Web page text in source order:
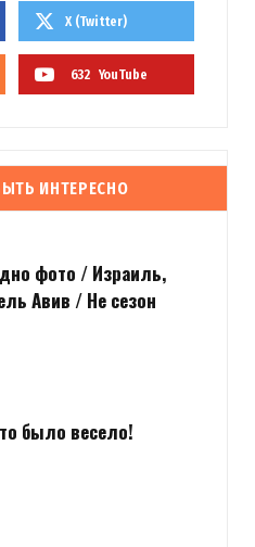
X (Twitter)
632 YouTube
ИНТЕРЕСНО
фото / Израиль,
Авив / Не сезон
было весело!